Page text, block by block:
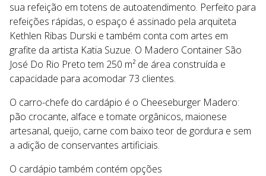
sua refeição em totens de autoatendimento. Perfeito para
refeições rápidas, o espaço é assinado pela arquiteta
Kethlen Ribas Durski e também conta com artes em
grafite da artista Katia Suzue. O Madero Container São
José Do Rio Preto tem 250 m² de área construída e
capacidade para acomodar 73 clientes.
O carro-chefe do cardápio é o Cheeseburger Madero:
pão crocante, alface e tomate orgânicos, maionese
artesanal, queijo, carne com baixo teor de gordura e sem
a adição de conservantes artificiais.
O cardápio também contém opções